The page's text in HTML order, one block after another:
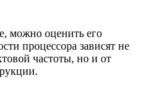
можно оценить его
процессора зависят не
частоты, но и от